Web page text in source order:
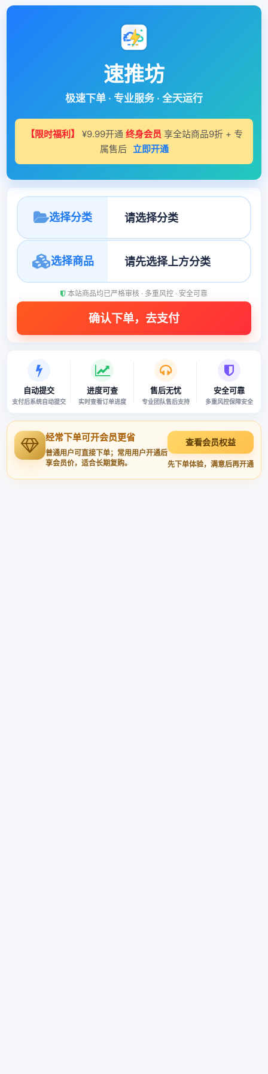
速推坊
极速下单 · 专业服务 · 全天运行
【限时福利】 ¥9.99开通 终身会员 享全站商品9折 + 专
属售后 立即开通
选择分类
选择商品
本站商品均已严格审核 · 多重风控 · 安全可靠
自动提交
支付后系统自动提交
进度可查
实时查看订单进度
售后无忧
专业团队售后支持
安全可靠
多重风控保障安全
经常下单可开会员更省
普通用户可直接下单；常用用户开通后
享会员价，适合长期复购。
查看会员权益
先下单体验，满意后再开通